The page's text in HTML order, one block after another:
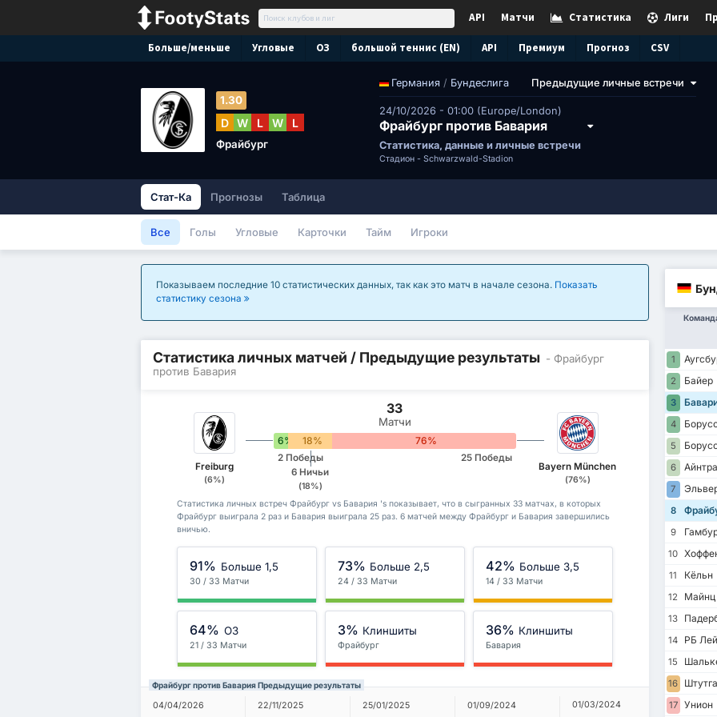
Лиги
Статистика
Матчи
API
Больше/меньше Угловые ОЗ большой теннис (EN) API Премиум Прогноз CSV
Германия / Бундеслига Предыдущие личные встречи
24/10/2026 - 01:00 (Europe/London)
Фрайбург против Бавария
Статистика, данные и личные встречи
Стадион - Schwarzwald-Stadion
1.30
D W L W L
Фрайбург
Стат-Ка Прогнозы Таблица
Все Голы Угловые Карточки Тайм Игроки
Показываем последние 10 статистических данных, так как это матч в начале сезона. Показать
статистику сезона
Статистика личных матчей / Предыдущие результаты - Фрайбург
против Бавария
Freiburg
(6%)
33
Матчи
6% 18% 76%
2 Победы
6 Ничьи
(18%)
25 Победы
Bayern München
(76%)
Статистика личных встреч Фрайбург vs Бавария 's показывает, что в сыгранных 33 матчах, в которых
Фрайбург выиграла 2 раз и Бавария выиграла 25 раз. 6 матчей между Фрайбург и Бавария завершились
вничью.
91% Больше 1,5
30 / 33 Матчи
73% Больше 2,5
24 / 33 Матчи
42% Больше 3,5
14 / 33 Матчи
64% ОЗ
21 / 33 Матчи
3% Клиншиты
Фрайбург
36% Клиншиты
Бавария
Фрайбург против Бавария Предыдущие результаты
04/04/2026 22/11/2025 25/01/2025 01/09/2024 01/03/2024 08/10/
1
2
Байер
3
4
5
6
7
8
9
10
11
Кёльн
12
Майнц
13
14
РБ
15
16
17 Унион